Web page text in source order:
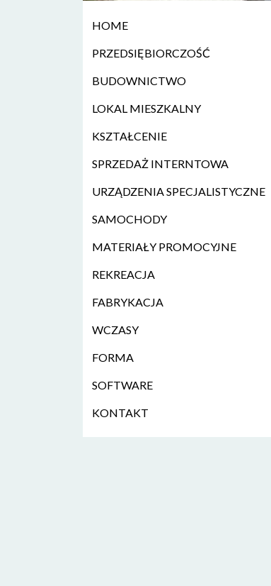
HOME
PRZEDSIĘBIORCZOŚĆ
BUDOWNICTWO
LOKAL MIESZKALNY
KSZTAŁCENIE
SPRZEDAŻ INTERNTOWA
URZĄDZENIA SPECJALISTYCZNE
SAMOCHODY
MATERIAŁY PROMOCYJNE
REKREACJA
FABRYKACJA
WCZASY
FORMA
SOFTWARE
KONTAKT